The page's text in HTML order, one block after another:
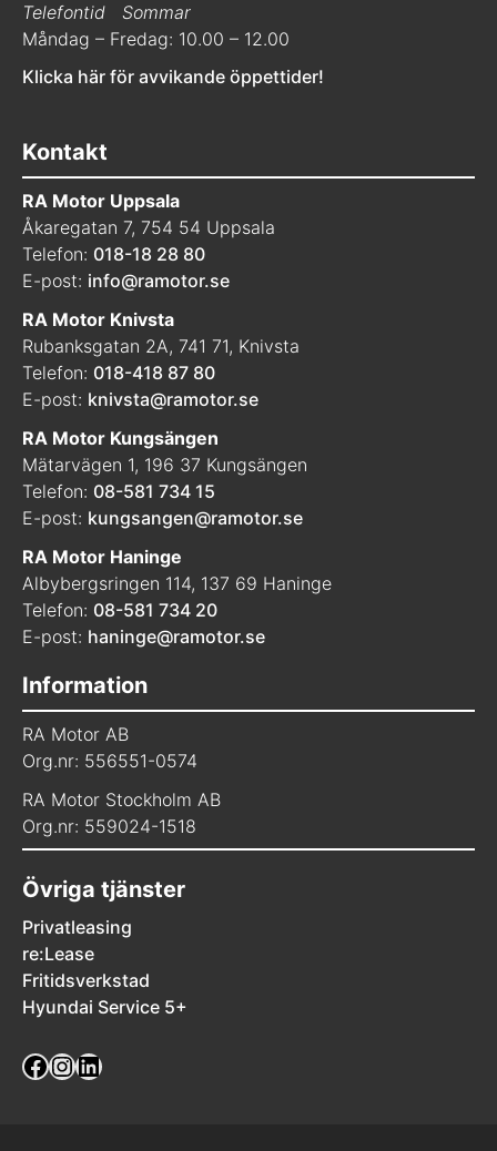
Telefontid
Sommar
Måndag – Fredag: 10.00 – 12.00
Klicka här för avvikande öppettider!
Kontakt
RA Motor Uppsala
Åkaregatan 7, 754 54 Uppsala
Telefon: 018-18 28 80
E-post: info@ramotor.se
RA Motor Knivsta
Rubanksgatan 2A, 741 71, Knivsta
Telefon: 018-418 87 80
E-post: knivsta@ramotor.se
RA Motor Kungsängen
Mätarvägen 1, 196 37 Kungsängen
Telefon: 08-581 734 15
E-post: kungsangen@ramotor.se
RA Motor Haninge
Albybergsringen 114, 137 69 Haninge
Telefon: 08-581 734 20
E-post: haninge@ramotor.se
Information
RA Motor AB
Org.nr: 556551-0574
RA Motor Stockholm AB
Org.nr: 559024-1518
Övriga tjänster
Privatleasing
re:Lease
Fritidsverkstad
Hyundai Service 5+
Facebook
Instagram
LinkedIn